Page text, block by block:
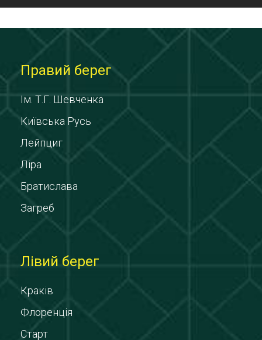
Правий берег
Ім. Т.Г. Шевченка
Київська Русь
Лейпциг
Ліра
Братислава
Загреб
Лівий берег
Краків
Флоренція
Старт